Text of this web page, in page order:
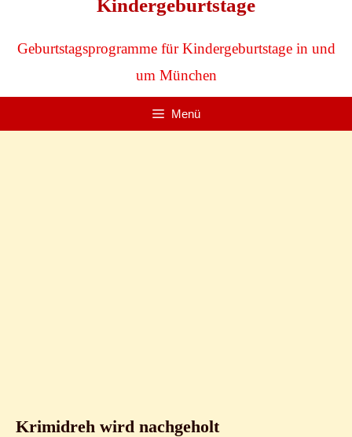
Kindergeburtstage
Geburtstagsprogramme für Kindergeburtstage in und
um München
Menü
Krimidreh wird nachgeholt